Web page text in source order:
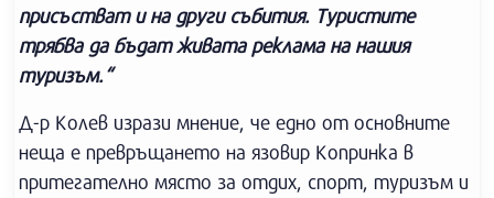
присъстват и на други събития. Туристите
трябва да бъдат живата реклама на нашия
туризъм.“
Д-р Колев изрази мнение, че едно от основните
неща е превръщането на язовир Копринка в
притегателно място за отдих, спорт, туризъм и